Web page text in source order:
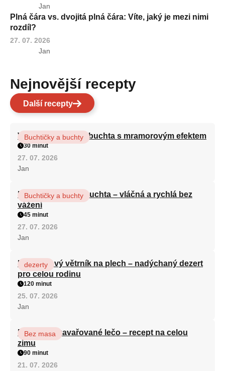
Jan
Plná čára vs. dvojitá plná čára: Víte, jaký je mezi nimi
rozdíl?
27. 07. 2026
Jan
Nejnovější recepty
Další recepty
Vláčná olejová litá buchta s mramorovým efektem
Buchtičky a buchty
30 minut
27. 07. 2026
Jan
Hrnková maková buchta – vláčná a rychlá bez
vážení
Buchtičky a buchty
45 minut
27. 07. 2026
Jan
Karamelový větrník na plech – nadýchaný dezert
pro celou rodinu
dezerty
120 minut
25. 07. 2026
Jan
Babiččino zavařované lečo – recept na celou
zimu
Bez masa
90 minut
21. 07. 2026